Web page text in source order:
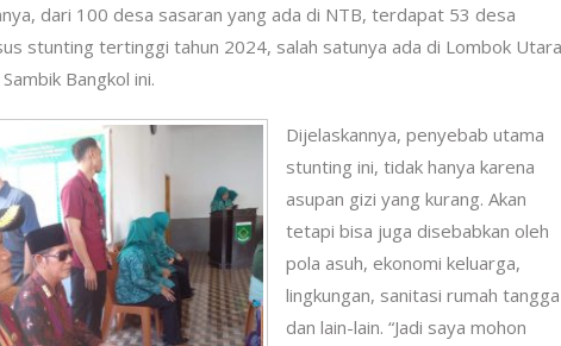
dari 100 desa sasaran yang ada di NTB, terdapat 53 desa
stunting tertinggi tahun 2024, salah satunya ada di Lombok Utara
Bangkol ini.
Dijelaskannya, penyebab utama
stunting ini, tidak hanya karena
asupan gizi yang kurang. Akan
tetapi bisa juga disebabkan oleh
pola asuh, ekonomi keluarga,
lingkungan, sanitasi rumah tangga
dan lain-lain. “Jadi saya mohon